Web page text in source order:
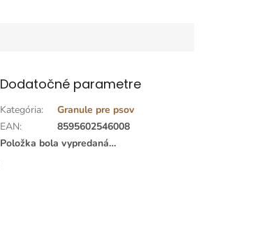
Dodatočné parametre
Kategória:
Granule pre psov
EAN:
8595602546008
Položka bola vypredaná…